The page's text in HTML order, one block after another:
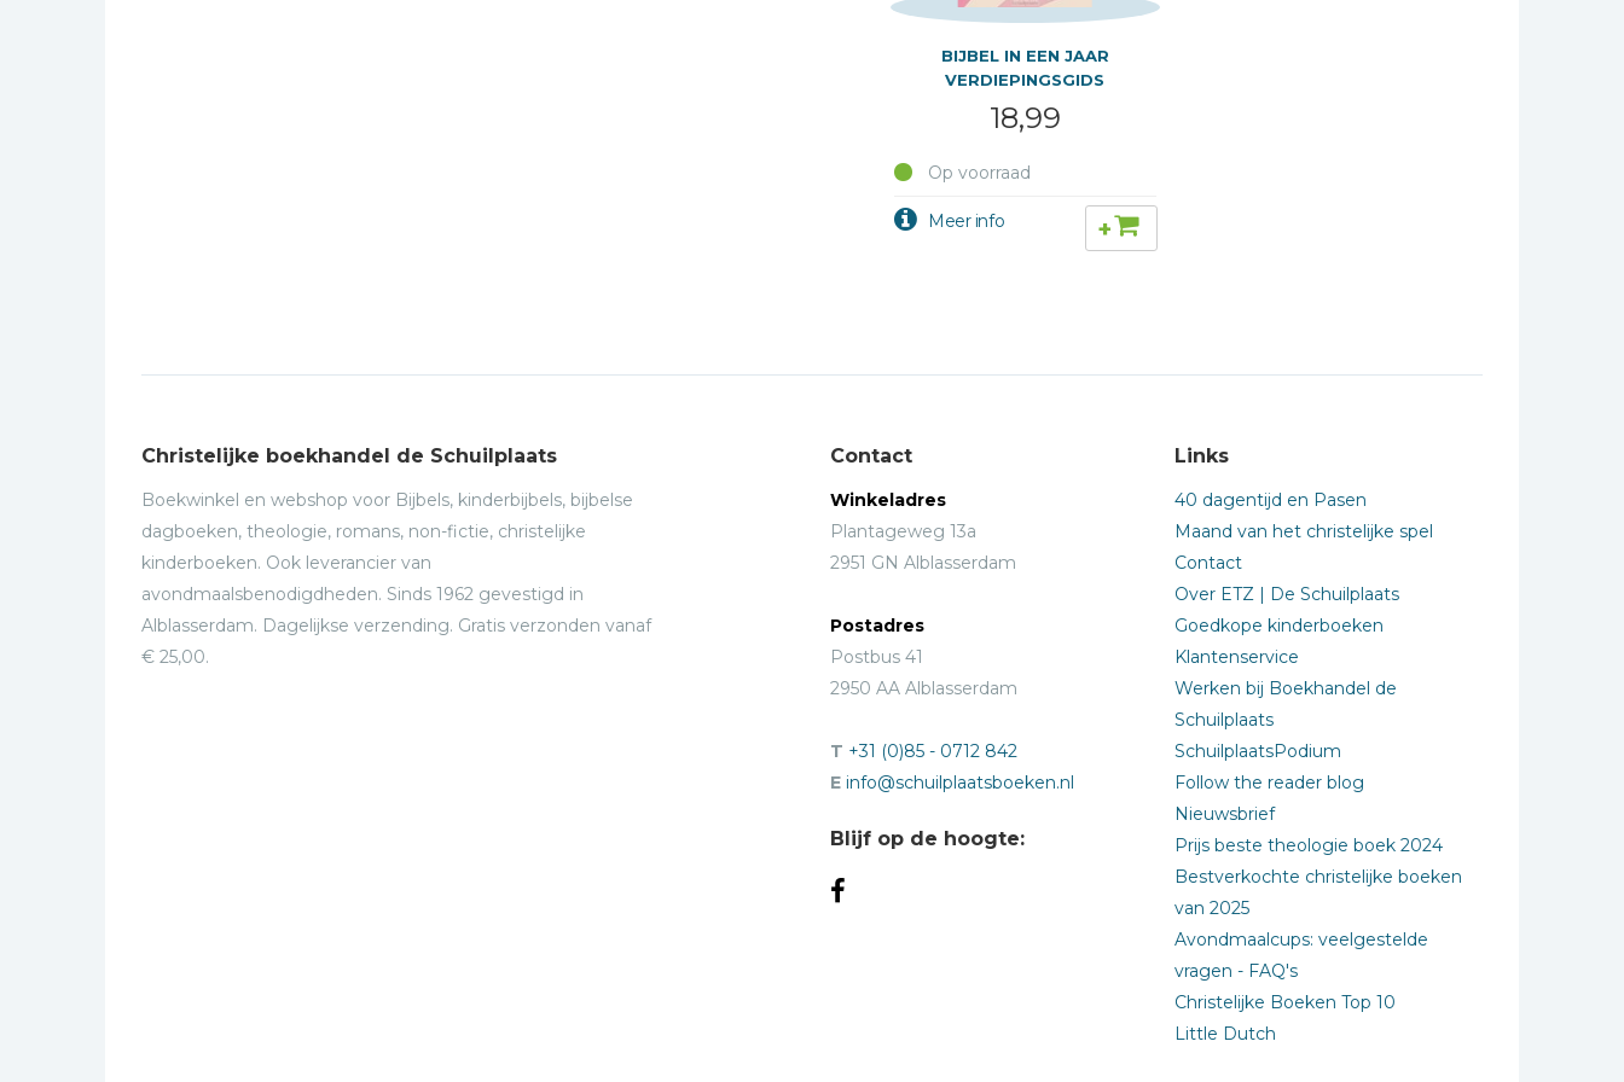
BIJBEL IN EEN JAAR
VERDIEPINGSGIDS
18,99
Op voorraad
+
Christelijke boekhandel de Schuilplaats
Boekwinkel en webshop voor Bijbels, kinderbijbels, bijbelse
dagboeken, theologie, romans, non-fictie, christelijke
kinderboeken. Ook leverancier van
avondmaalsbenodigdheden. Sinds 1962 gevestigd in
Alblasserdam. Dagelijkse verzending. Gratis verzonden vanaf
€ 25,00.
Contact
Winkeladres
Plantageweg 13a
2951 GN Alblasserdam
Postadres
Postbus 41
2950 AA Alblasserdam
T +31 (0)85 - 0712 842
E info@schuilplaatsboeken.nl
Blijf op de hoogte:
Links
40 dagentijd en Pasen
Maand van het christelijke spel
Contact
Over ETZ | De Schuilplaats
Goedkope kinderboeken
Klantenservice
Werken bij Boekhandel de
Schuilplaats
SchuilplaatsPodium
Follow the reader blog
Nieuwsbrief
Prijs beste theologie boek 2024
Bestverkochte christelijke boeken
van 2025
Avondmaalcups: veelgestelde
vragen - FAQ's
Christelijke Boeken Top 10
Little Dutch